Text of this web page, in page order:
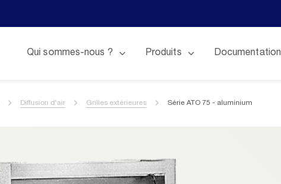
Qui sommes-nous ? Produits Documentation
Diffusion d'air Grilles extérieures Série ATO 75 - aluminium